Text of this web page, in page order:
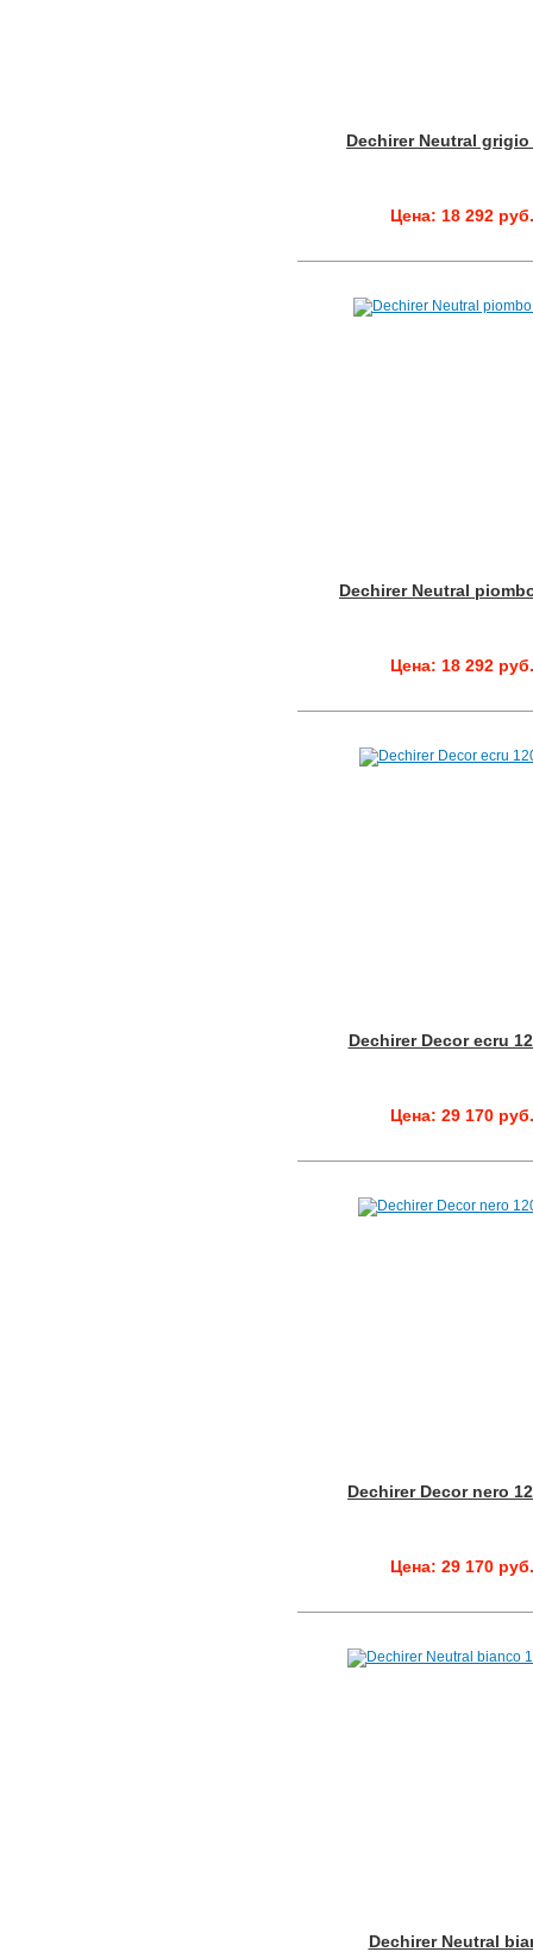
Dechirer Neutral grigio
Цена: 18 292 руб.
Dechirer Neutral
Цена: 18 292 руб.
Dechirer Decor ecru
Цена: 29 170 руб.
Dechirer Decor nero
Цена: 29 170 руб.
Dechirer Neutral